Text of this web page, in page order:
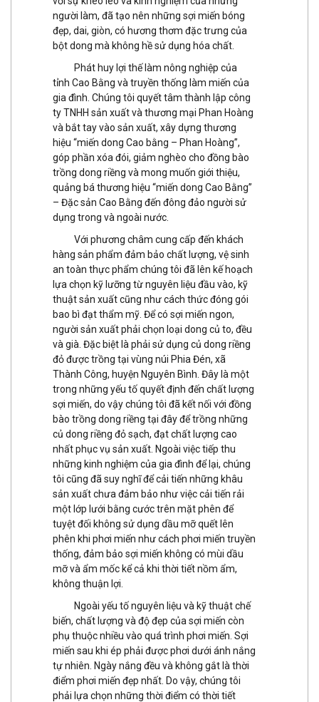
người làm, đã tạo nên những sợi miến bóng
đẹp, dai, giòn, có hương thơm đặc trưng của
bột dong mà không hề sử dụng hóa chất.
Phát huy lợi thế làm nông nghiệp của
tỉnh Cao Bằng và truyền thống làm miến của
gia đình. Chúng tôi quyết tâm thành lập công
ty TNHH sản xuất và thương mại Phan Hoàng
và bắt tay vào sản xuất, xây dựng thương
hiệu “miến dong Cao bằng – Phan Hoàng”,
góp phần xóa đói, giảm nghèo cho đồng bào
trồng dong riềng và mong muốn giới thiệu,
quảng bá thương hiệu “miến dong Cao Bằng”
– Đặc sản Cao Bằng đến đông đảo người sử
dụng trong và ngoài nước.
Với phương châm cung cấp đến khách
hàng sản phẩm đảm bảo chất lượng, vệ sinh
an toàn thực phẩm chúng tôi đã lên kế hoạch
lựa chọn kỹ lưỡng từ nguyên liệu đầu vào, kỹ
thuật sản xuất cũng như cách thức đóng gói
bao bì đạt thẩm mỹ. Để có sợi miến ngon,
người sản xuất phải chọn loại dong củ to, đều
và già. Đặc biệt là phải sử dụng củ dong riềng
đỏ được trồng tại vùng núi Phia Đén, xã
Thành Công, huyện Nguyên Bình. Đây là một
trong những yếu tố quyết định đến chất lượng
sợi miến, do vậy chúng tôi đã kết nối với đồng
bào trồng dong riềng tại đây để trồng những
củ dong riềng đỏ sạch, đạt chất lượng cao
nhất phục vụ sản xuất. Ngoài việc tiếp thu
những kinh nghiệm của gia đình để lại, chúng
tôi cũng đã suy nghĩ để cải tiến những khâu
sản xuất chưa đảm bảo như việc cải tiến rải
một lớp lưới bằng cước trên mặt phên để
tuyệt đối không sử dụng dầu mỡ quết lên
phên khi phơi miến như cách phơi miến truyền
thống, đảm bảo sợi miến không có mùi dầu
mỡ và ẩm mốc kể cả khi thời tiết nồm ẩm,
không thuận lợi.
Ngoài yếu tố nguyên liệu và kỹ thuật chế
biến, chất lượng và độ đẹp của sợi miến còn
phụ thuộc nhiều vào quá trình phơi miến. Sợi
miến sau khi ép phải được phơi dưới ánh nắng
tự nhiên. Ngày nắng đều và không gắt là thời
điểm phơi miến đẹp nhất. Do vậy, chúng tôi
phải lựa chọn những thời điểm có thời tiết